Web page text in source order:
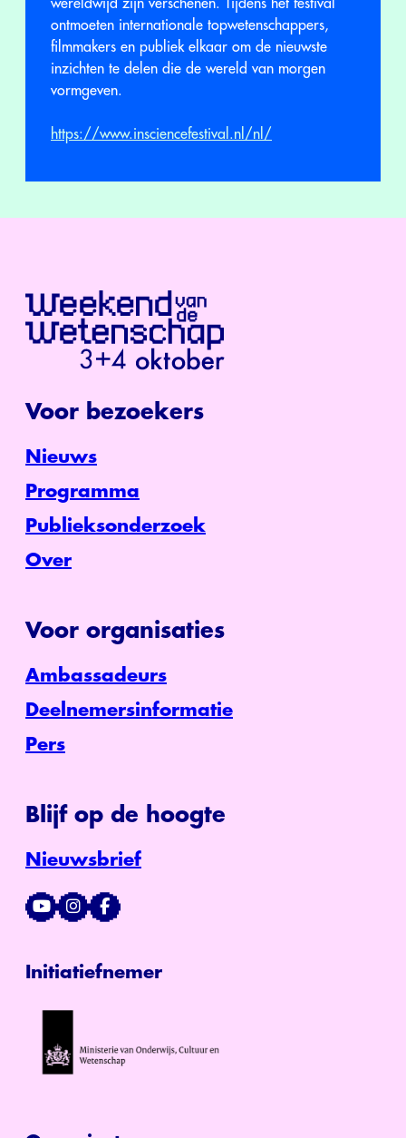
wereldwijd zijn verschenen. Tijdens het festival
ontmoeten internationale topwetenschappers,
filmmakers en publiek elkaar om de nieuwste
inzichten te delen die de wereld van morgen
vormgeven.
https://www.insciencefestival.nl/nl/
Voor bezoekers
Nieuws
Programma
Publieksonderzoek
Over
Voor organisaties
Ambassadeurs
Deelnemersinformatie
Pers
Blijf op de hoogte
Nieuwsbrief
Initiatiefnemer